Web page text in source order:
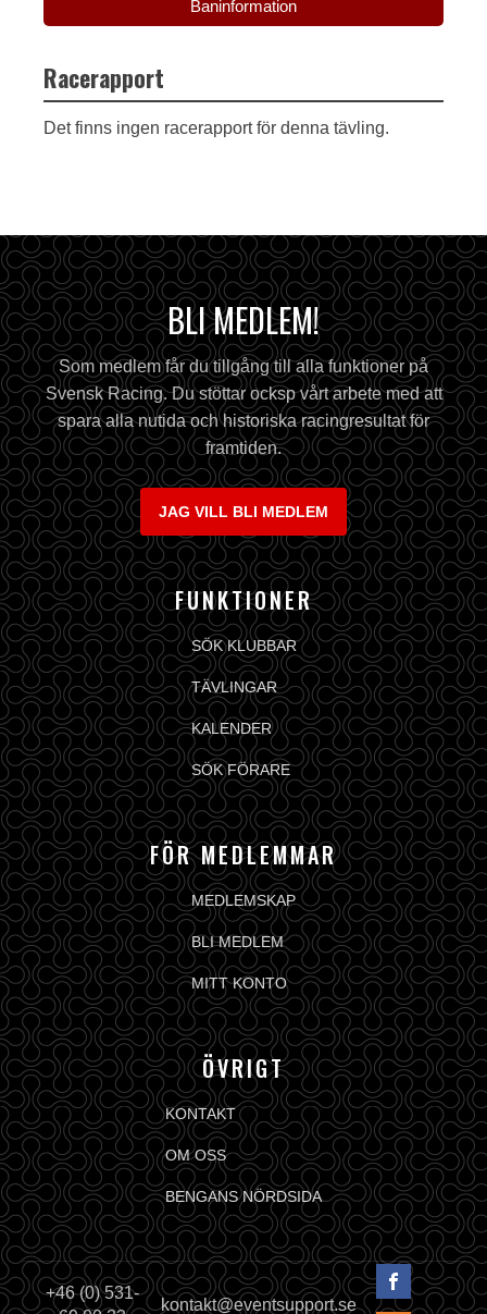
Baninformation
Racerapport
Det finns ingen racerapport för denna tävling.
BLI MEDLEM!
Som medlem får du tillgång till alla funktioner på
Svensk Racing. Du stöttar ocksp vårt arbete med att
spara alla nutida och historiska racingresultat för
framtiden.
JAG VILL BLI MEDLEM
FUNKTIONER
SÖK KLUBBAR
TÄVLINGAR
KALENDER
SÖK FÖRARE
FÖR MEDLEMMAR
MEDLEMSKAP
BLI MEDLEM
MITT KONTO
ÖVRIGT
KONTAKT
OM OSS
BENGANS NÖRDSIDA
+46 (0) 531-
kontakt@eventsupport.se